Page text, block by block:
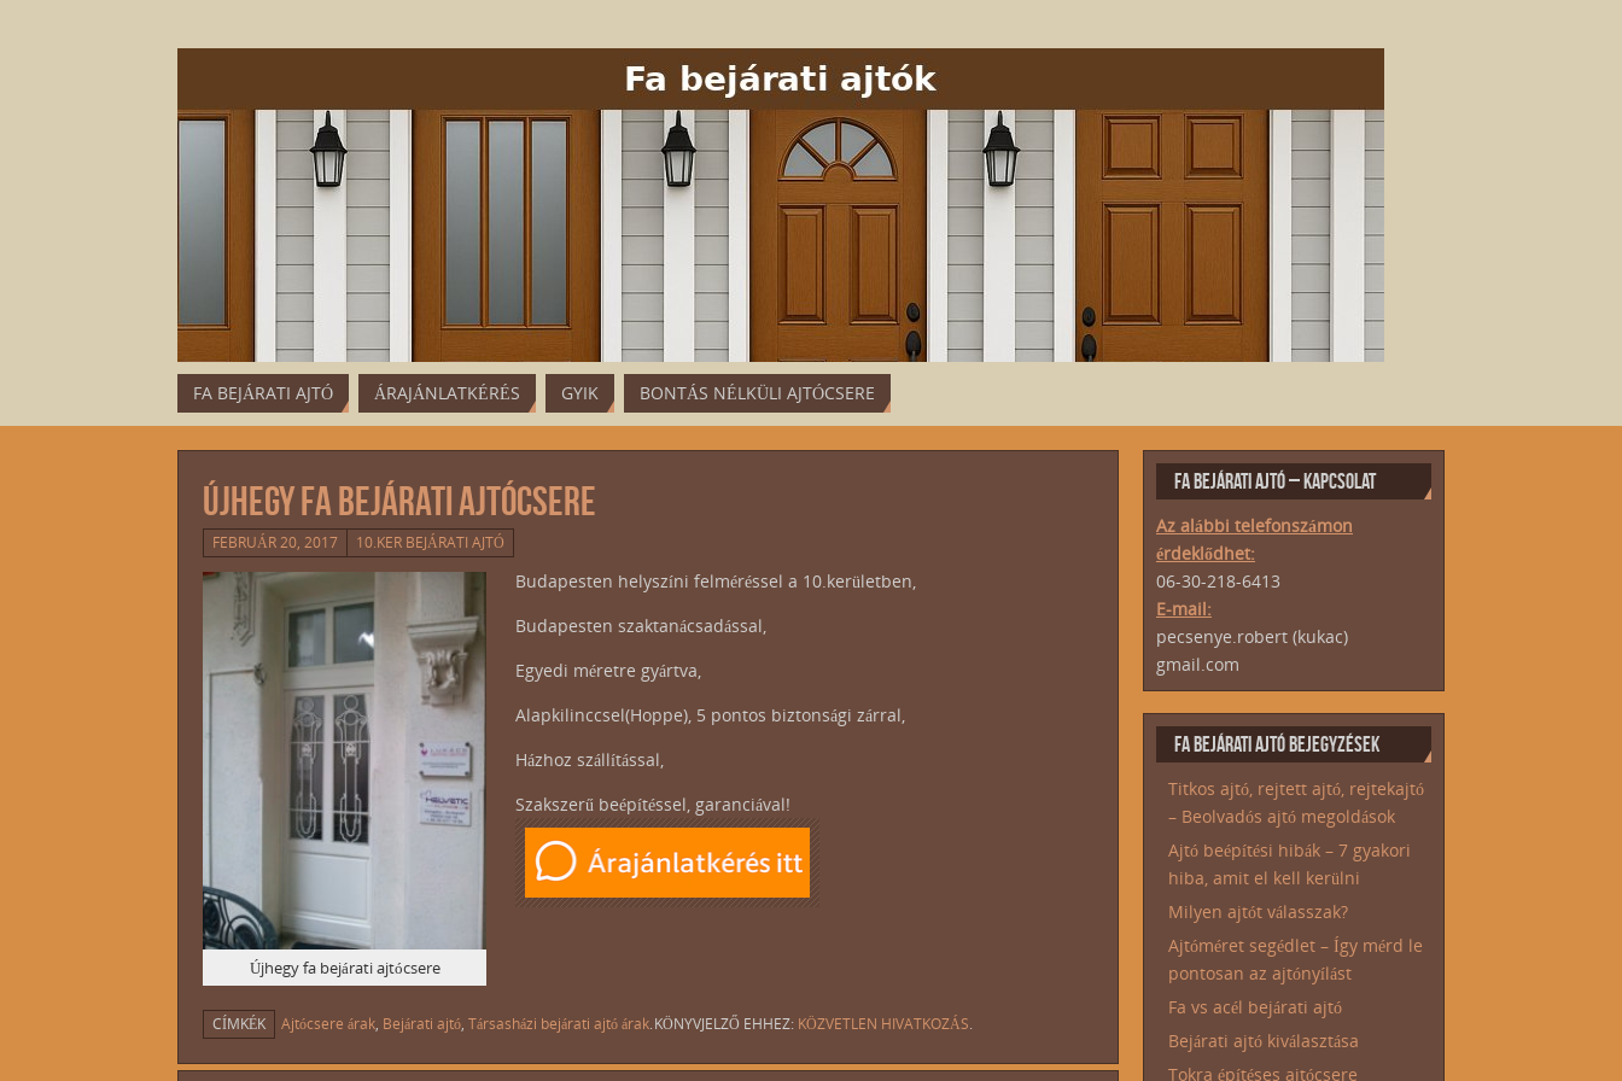
FA BEJÁRATI AJTÓ ÁRAJÁNLATKÉRÉS GYIK BONTÁS NÉLKÜLI AJTÓCSERE
Újhegy fa bejárati ajtócsere
FEBRUÁR 20, 2017 10.KER BEJÁRATI AJTÓ
Újhegy fa bejárati ajtócsere
Budapesten helyszíni felméréssel a 10.kerületben,
Budapesten szaktanácsadással,
Egyedi méretre gyártva,
Alapkilinccsel(Hoppe), 5 pontos biztonsági zárral,
Házhoz szállítással,
Szakszerű beépítéssel, garanciával!
CÍMKÉK Ajtócsere árak, Bejárati ajtó, Társasházi bejárati ajtó árak.KÖNYVJELZŐ EHHEZ: KÖZVETLEN HIVATKOZÁS.
FA BEJÁRATI AJTÓ – KAPCSOLAT
Az alábbi telefonszámon
érdeklődhet:
06-30-218-6413
E-mail:
pecsenye.robert (kukac)
gmail.com
FA BEJÁRATI AJTÓ BEJEGYZÉSEK
Titkos ajtó, rejtett ajtó, rejtekajtó
– Beolvadós ajtó megoldások
Ajtó beépítési hibák – 7 gyakori
hiba, amit el kell kerülni
Milyen ajtót válasszak?
Ajtóméret segédlet – Így mérd le
pontosan az ajtónyílást
Fa vs acél bejárati ajtó
Bejárati ajtó kiválasztása
Tokra építéses ajtócsere